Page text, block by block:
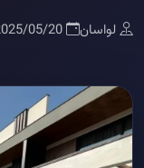
لواسان